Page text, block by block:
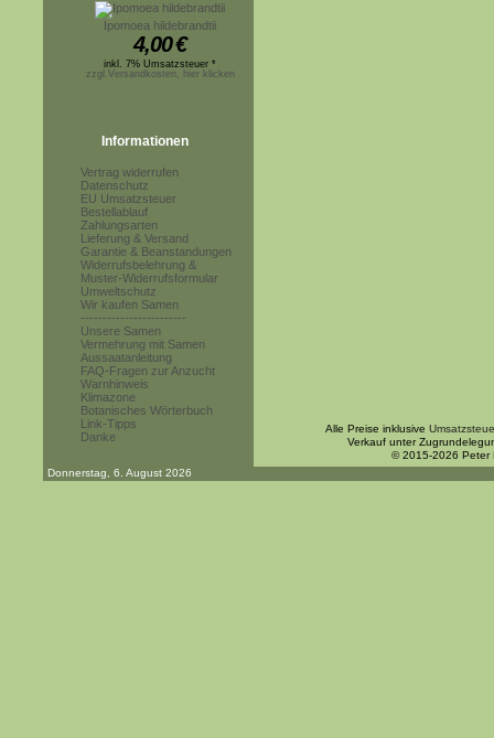
Ipomoea hildebrandtii
4,00€
inkl. 7% Umsatzsteuer *
zzgl.Versandkosten, hier klicken
Informationen
Vertrag widerrufen
Datenschutz
EU Umsatzsteuer
Bestellablauf
Zahlungsarten
Lieferung & Versand
Garantie & Beanstandungen
Widerrufsbelehrung &
Muster-Widerrufsformular
Umweltschutz
Wir kaufen Samen
------------------------
Unsere Samen
Vermehrung mit Samen
Aussaatanleitung
FAQ-Fragen zur Anzucht
Warnhinweis
Klimazone
Botanisches Wörterbuch
Link-Tipps
Danke
Alle Preise inklusive
Verkauf unter
© 2015-2026 Peter
Donnerstag, 6. August 2026